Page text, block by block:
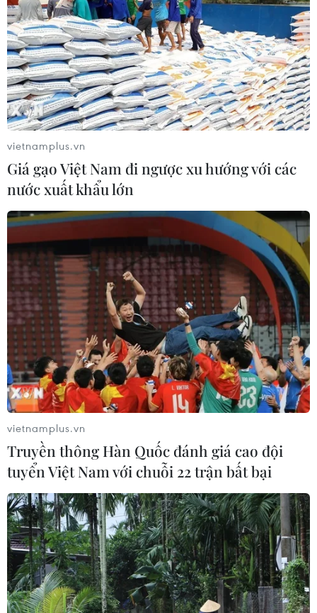
TP.HCM: Khởi động chiến dịch
tiêm vaccine COVID-19 lớn nhất
Sáng 19/6, tại TP.HCM, Phó Thủ tướng Thường trực
Trương Hòa Bình dự khởi động chiến dịch tiêm chủng
vaccine phòng COVID-19 lớn nhất từ trước đến nay với
786.000 liều được phân bổ.
​Khởi động chiến dịch tiêm chủng vaccine
tại Thành phố Hồ Chí Minh
vietnamplus.vn
Giá gạo Việt Nam đi ngược xu hướng với các
nước xuất khẩu lớn
vietnamplus.vn
Truyền thông Hàn Quốc đánh giá cao đội
tuyển Việt Nam với chuỗi 22 trận bất bại